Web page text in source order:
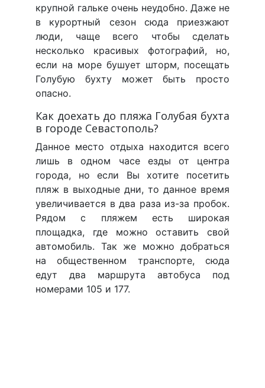
крупной гальке очень неудобно. Даже не
в курортный сезон сюда приезжают
люди, чаще всего чтобы сделать
несколько красивых фотографий, но,
если на море бушует шторм, посещать
Голубую бухту может быть просто
опасно.
Как доехать до пляжа Голубая бухта
в городе Севастополь?
Данное место отдыха находится всего
лишь в одном часе езды от центра
города, но если Вы хотите посетить
пляж в выходные дни, то данное время
увеличивается в два раза из-за пробок.
Рядом с пляжем есть широкая
площадка, где можно оставить свой
автомобиль. Так же можно добраться
на общественном транспорте, сюда
едут два маршрута автобуса под
номерами 105 и 177.